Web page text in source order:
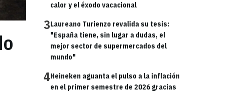
calor y el éxodo vacacional
3Laureano Turienzo revalida su tesis:
"España tiene, sin lugar a dudas, el
mejor sector de supermercados del
mundo"
4Heineken aguanta el pulso a la inflación
en el primer semestre de 2026 gracias